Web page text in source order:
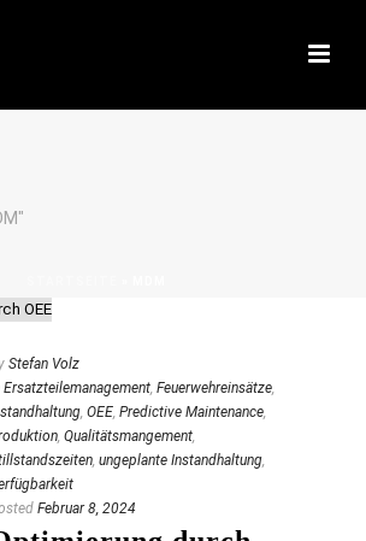
Stefan Volz
Ersatzteilemanagement, Feuerwehreinsätze,
, OEE, Predictive Maintenance,
, Qualitätsmangement,
, ungeplante Instandhaltung,
Februar 8, 2024